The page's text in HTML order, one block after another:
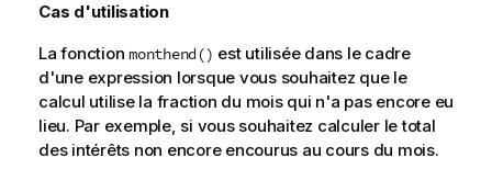
Cas d'utilisation
La fonction monthend() est utilisée dans le cadre
d'une expression lorsque vous souhaitez que le
calcul utilise la fraction du mois qui n'a pas encore eu
lieu. Par exemple, si vous souhaitez calculer le total
des intérêts non encore encourus au cours du mois.